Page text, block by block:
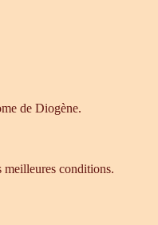
de Diogène.
meilleures conditions.